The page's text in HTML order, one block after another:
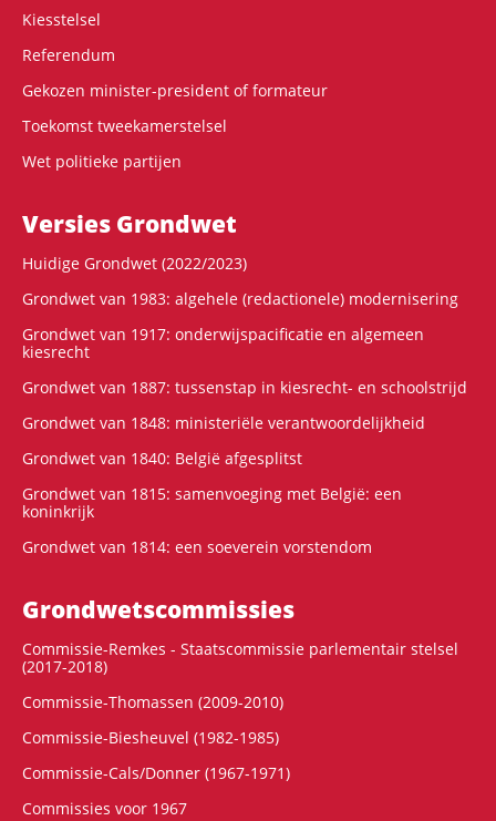
Kiesstelsel
Referendum
Gekozen minister-president of formateur
Toekomst tweekamerstelsel
Wet politieke partijen
Versies Grondwet
Huidige Grondwet (2022/2023)
Grondwet van 1983: algehele (redactionele) modernisering
Grondwet van 1917: onderwijspacificatie en algemeen
kiesrecht
Grondwet van 1887: tussenstap in kiesrecht- en schoolstrijd
Grondwet van 1848: ministeriële verantwoordelijkheid
Grondwet van 1840: België afgesplitst
Grondwet van 1815: samenvoeging met België: een
koninkrijk
Grondwet van 1814: een soeverein vorstendom
Grondwets­commissies
Commissie-Remkes - Staatscommissie parlementair stelsel
(2017-2018)
Commissie-Thomassen (2009-2010)
Commissie-Biesheuvel (1982-1985)
Commissie-Cals/Donner (1967-1971)
Commissies voor 1967